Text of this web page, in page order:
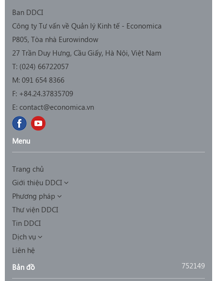
Ban DDCI
Công ty Tư vấn về Quản lý Kinh tế - Economica
P805, Tòa nhà Eurowindow
27 Trần Duy Hưng, Cầu Giấy, Hà Nội, Việt Nam
T: (024) 66722057
M: 091 654 8366
F: +84.24.37835709
E: contact@economica.vn
Menu
Trang chủ
Giới thiệu DDCI
Phương pháp
Thư viện DDCI
Tin DDCI
Dịch vụ
Liên hệ
Bản đồ
752149